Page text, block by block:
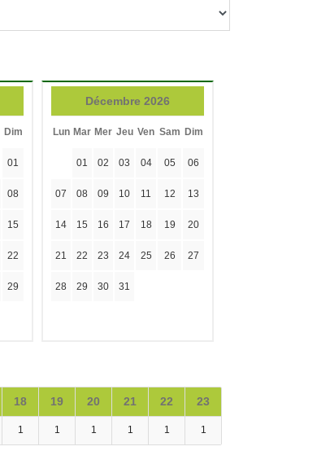
Dim
01
08
15
22
29
Décembre 2026
Lun Mar Mer Jeu Ven Sam Dim
01 02 03 04 05 06
07 08 09 10 11 12 13
14 15 16 17 18 19 20
21 22 23 24 25 26 27
28 29 30 31
18 19 20 21 22 23
1 1 1 1 1 1